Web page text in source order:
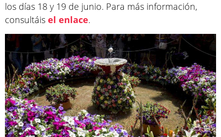
los días 18 y 19 de junio. Para más información,
consultáis el enlace.